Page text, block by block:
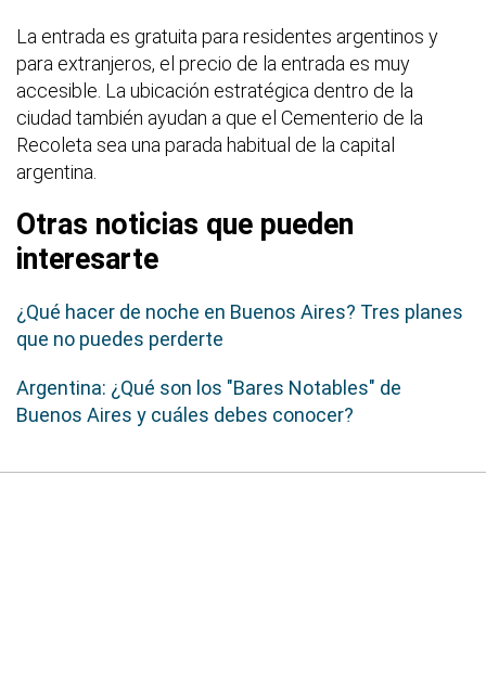
La entrada es gratuita para residentes argentinos y
para extranjeros, el precio de la entrada es muy
accesible. La ubicación estratégica dentro de la
ciudad también ayudan a que el Cementerio de la
Recoleta sea una parada habitual de la capital
argentina.
Otras noticias que pueden
interesarte
¿Qué hacer de noche en Buenos Aires? Tres planes
que no puedes perderte
Argentina: ¿Qué son los "Bares Notables" de
Buenos Aires y cuáles debes conocer?